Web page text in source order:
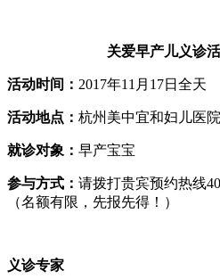
关爱早产儿义诊
活动时间： 2017年11月17日全天
活动地点： 杭州美中宜和妇儿医院
就诊对象： 早产宝宝
参与方式： 请拨打贵宾预约热线
（名额有限，先报先得！）
义诊专家